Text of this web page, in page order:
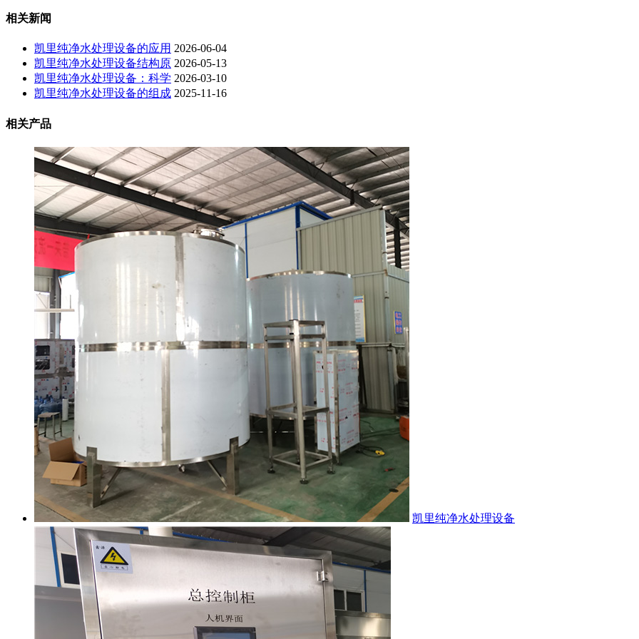
相关新闻
凯里纯净水处理设备的应用 2026-06-04
凯里纯净水处理设备结构原 2026-05-13
凯里纯净水处理设备：科学 2026-03-10
凯里纯净水处理设备的组成 2025-11-16
相关产品
凯里纯净水处理设备